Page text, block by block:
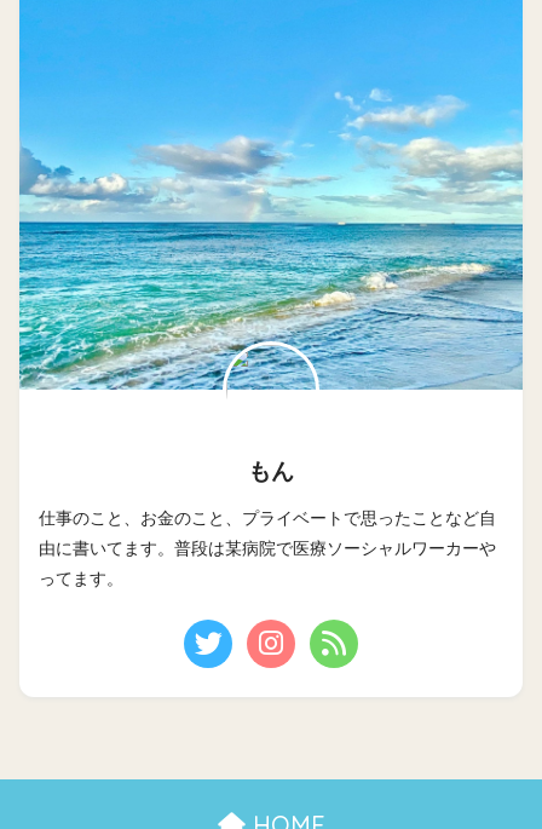
もん
仕事のこと、お金のこと、プライベートで思ったことなど自
由に書いてます。普段は某病院で医療ソーシャルワーカーや
ってます。